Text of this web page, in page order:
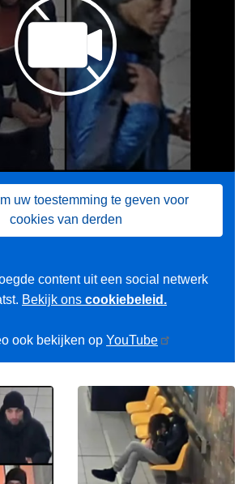
uw toestemming te geven voor
cookies van derden
content uit een social netwerk
Bekijk ons cookiebeleid.
ook bekijken op YouTube